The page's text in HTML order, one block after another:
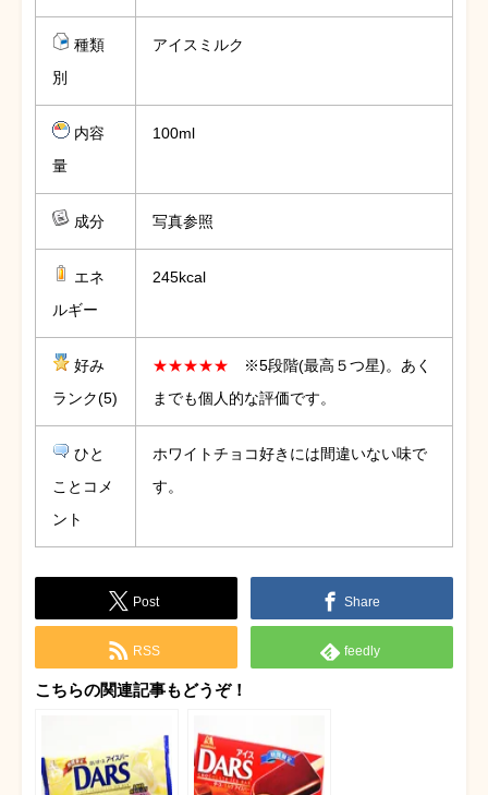
種類
別
アイスミルク
内容
量
100ml
成分 写真参照
エネ
ルギー
245kcal
好み
ランク(5)
★★★★★
※5段階(最高５つ星)。あく
までも個人的な評価です。
ひと
ことコメ
ント
ホワイトチョコ好きには間違いない味で
す。
Post Share
RSS feedly
こちらの関連記事もどうぞ！